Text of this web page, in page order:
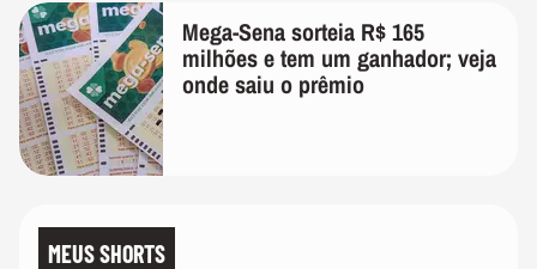
Mega-Sena sorteia R$ 165
milhões e tem um ganhador; veja
onde saiu o prêmio
MEUS SHORTS